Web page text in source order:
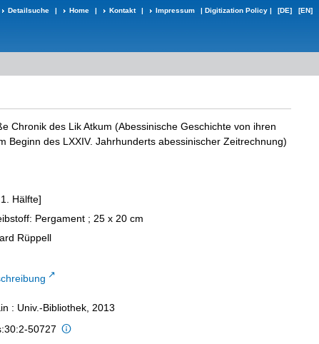
Detailsuche | Home | Kontakt | Impressum | Digitization Policy | [DE] [EN]
Chronik des Lik Atkum (Abessinische Geschichte von ihren
Beginn des LXXIV. Jahrhunderts abessinischer Zeitrechnung)
Hälfte]
Pergament ; 25 x 20 cm
Rüppell
: Univ.-Bibliothek, 2013
50727